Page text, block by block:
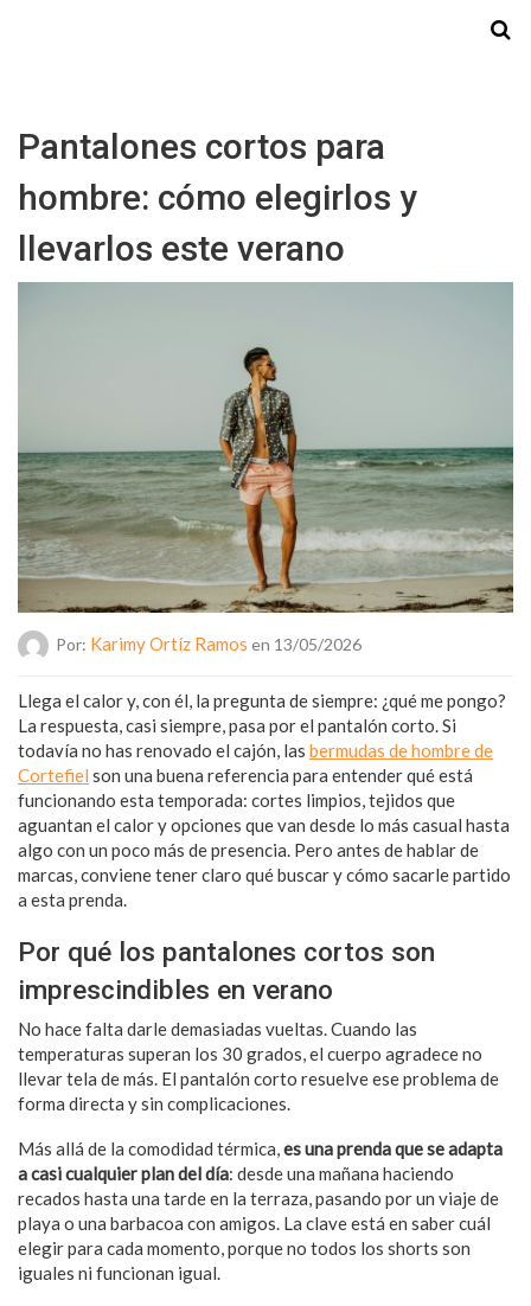
Pantalones cortos para
hombre: cómo elegirlos y
llevarlos este verano
Por: Karimy Ortíz Ramos en 13/05/2026
Llega el calor y, con él, la pregunta de siempre: ¿qué me pongo?
La respuesta, casi siempre, pasa por el pantalón corto. Si
todavía no has renovado el cajón, las bermudas de hombre de
Cortefiel son una buena referencia para entender qué está
funcionando esta temporada: cortes limpios, tejidos que
aguantan el calor y opciones que van desde lo más casual hasta
algo con un poco más de presencia. Pero antes de hablar de
marcas, conviene tener claro qué buscar y cómo sacarle partido
a esta prenda.
Por qué los pantalones cortos son
imprescindibles en verano
No hace falta darle demasiadas vueltas. Cuando las
temperaturas superan los 30 grados, el cuerpo agradece no
llevar tela de más. El pantalón corto resuelve ese problema de
forma directa y sin complicaciones.
Más allá de la comodidad térmica,es una prenda que se adapta
a casi cualquier plan del día: desde una mañana haciendo
recados hasta una tarde en la terraza, pasando por un viaje de
playa o una barbacoa con amigos. La clave está en saber cuál
elegir para cada momento, porque no todos los shorts son
iguales ni funcionan igual.